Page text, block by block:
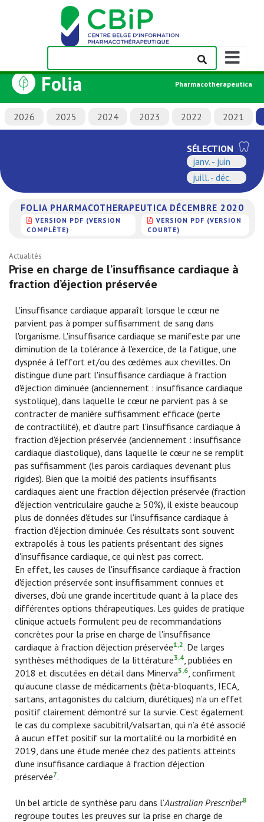
Afficher/
la
de
navigation
Folia Pharmacotherapeutica
2026 2025 2024 2023 2022 2021
SÉLECTION
janv. - juin
juill. - déc.
FOLIA PHARMACOTHERAPEUTICA DÉCEMBRE 2020
VERSION PDF (VERSION
COMPLÈTE)
VERSION PDF (VERSION
COURTE)
Actualités
Prise en charge de l’insuffisance cardiaque à
fraction d’éjection préservée
L'insuffisance cardiaque apparaît lorsque le cœur ne
parvient pas à pomper suffisamment de sang dans
l'organisme. L'insuffisance cardiaque se manifeste par une
diminution de la tolérance à l'exercice, de la fatigue, une
dyspnée à l’effort et/ou des œdèmes aux chevilles. On
distingue d’une part l'insuffisance cardiaque à fraction
d'éjection diminuée (anciennement : insuffisance cardiaque
systolique), dans laquelle le cœur ne parvient pas à se
contracter de manière suffisamment efficace (perte
de contractilité), et d’autre part l'insuffisance cardiaque à
fraction d'éjection préservée (anciennement : insuffisance
cardiaque diastolique), dans laquelle le cœur ne se remplit
pas suffisamment (les parois cardiaques devenant plus
rigides). Bien que la moitié des patients insuffisants
cardiaques aient une fraction d'éjection préservée (fraction
d'éjection ventriculaire gauche ≥ 50%), il existe beaucoup
plus de données d'études sur l'insuffisance cardiaque à
fraction d'éjection diminuée. Ces résultats sont souvent
extrapolés à tous les patients présentant des signes
d'insuffisance cardiaque, ce qui n'est pas correct.
En effet, les causes de l'insuffisance cardiaque à fraction
d'éjection préservée sont insuffisamment connues et
diverses, d'où une grande incertitude quant à la place des
différentes options thérapeutiques. Les guides de pratique
clinique actuels formulent peu de recommandations
concrètes pour la prise en charge de l'insuffisance
cardiaque à fraction d'éjection préservée1,2. De larges
synthèses méthodiques de la littérature3,4, publiées en
2018 et discutées en détail dans Minerva5,6, confirment
qu’aucune classe de médicaments (bêta-bloquants, IECA,
sartans, antagonistes du calcium, diurétiques) n’a un effet
positif clairement démontré sur la survie. C’est également
le cas du complexe sacubitril/valsartan, qui n’a été associé
à aucun effet positif sur la mortalité ou la morbidité en
2019, dans une étude menée chez des patients atteints
d’une insuffisance cardiaque à fraction d'éjection
préservée7.
Un bel article de synthèse paru dans l’Australian Prescriber8
regroupe toutes les preuves sur la prise en charge de